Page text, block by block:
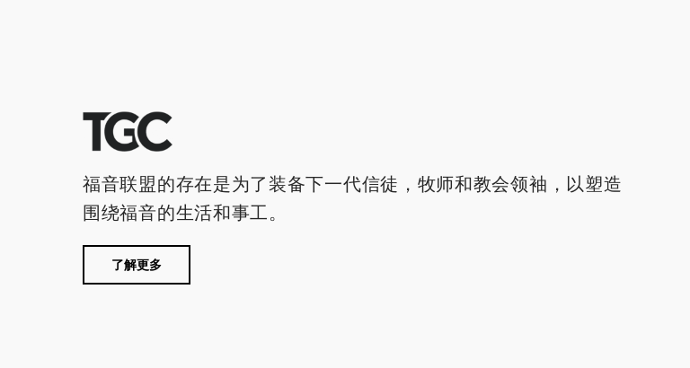
福音联盟的存在是为了装备下一代信徒，牧师和教会领袖，以塑造
围绕福音的生活和事工。
了解更多